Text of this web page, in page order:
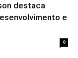
destaca
e
0